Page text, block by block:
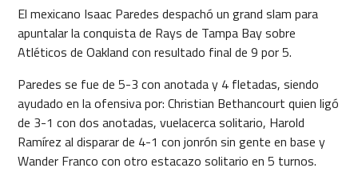
El mexicano Isaac Paredes despachó un grand slam para
apuntalar la conquista de Rays de Tampa Bay sobre
Atléticos de Oakland con resultado final de 9 por 5.
Paredes se fue de 5-3 con anotada y 4 fletadas, siendo
ayudado en la ofensiva por: Christian Bethancourt quien ligó
de 3-1 con dos anotadas, vuelacerca solitario, Harold
Ramírez al disparar de 4-1 con jonrón sin gente en base y
Wander Franco con otro estacazo solitario en 5 turnos.